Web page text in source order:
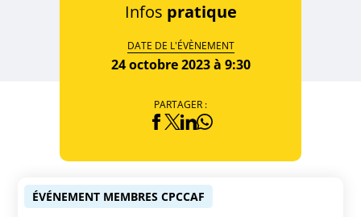
Infos pratique
DATE DE L'ÉVÈNEMENT
24 octobre 2023 à 9:30
PARTAGER :
ÉVÉNEMENT MEMBRES CPCCAF